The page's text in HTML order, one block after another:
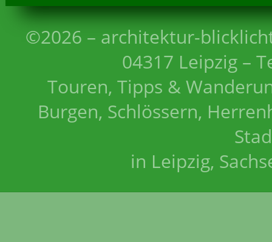
©2026 – architektur-
04317 Leipzig –
Touren, Tipps &
Burgen, Schlössern,
in Leipzig,